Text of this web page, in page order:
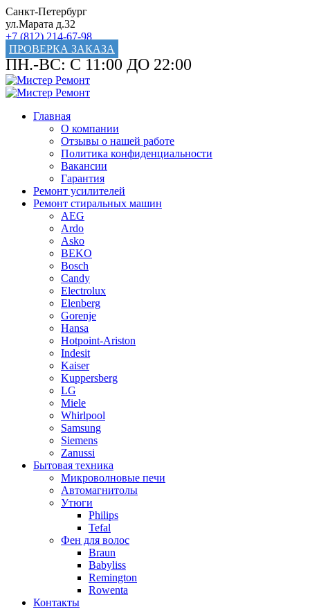
Санкт-Петербург
ул.Марата д.32
+7 (812) 214-67-98
ПРОВЕРКА ЗАКАЗА
ПН.-ВС: С 11:00 ДО 22:00
Главная
О компании
Отзывы о нашей работе
Политика конфиденциальности
Вакансии
Гарантия
Ремонт усилителей
Ремонт стиральных машин
AEG
Ardo
Asko
BEKO
Bosch
Candy
Electrolux
Elenberg
Gorenje
Hansa
Hotpoint-Ariston
Indesit
Kaiser
Kuppersberg
LG
Miele
Whirlpool
Samsung
Siemens
Zanussi
Бытовая техника
Микроволновые печи
Автомагнитолы
Утюги
Philips
Tefal
Фен для волос
Braun
Babyliss
Remington
Rowenta
Контакты